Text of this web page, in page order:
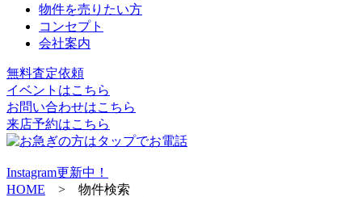
物件を売りたい方
コンセプト
会社案内
無料査定依頼
イベントはこちら
お問い合わせはこちら
来店予約はこちら
Instagram更新中！
HOME > 物件検索